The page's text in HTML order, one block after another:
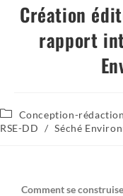
Création
rapport
Conception-rédaction
RSE-DD
/ Séché
Comment se